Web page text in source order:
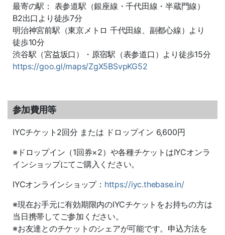
最寄の駅： 表参道駅（銀座線・千代田線・半蔵門線）
B2出口より徒歩7分
明治神宮前駅（東京メトロ 千代田線、副都心線）より
徒歩10分
渋谷駅（宮益坂口）・原宿駅（表参道口）より徒歩15分
https://goo.gl/maps/ZgX5BSvpKG52
参加費用等
IYCチケット2回分 または ドロップイン 6,600円
※ドロップイン（1回券×2）や各種チケットはIYCオンラ
インショップにてご購入ください。
IYCオンラインショップ： https://iyc.thebase.in/
※現在お手元に有効期限内のIYCチケットをお持ちの方は
当日携帯してご参加ください。
※お友達とのチケットのシェアが可能です。申込方法を